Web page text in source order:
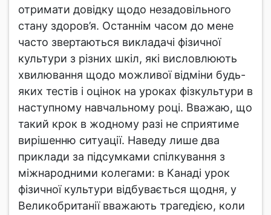
отримати довідку щодо незадовільного
стану здоров’я. Останнім часом до мене
часто звертаються викладачі фізичної
культури з різних шкіл, які висловлюють
хвилювання щодо можливої відміни будь-
яких тестів і оцінок на уроках фізкультури в
наступному навчальному році. Вважаю, що
такий крок в жодному разі не сприятиме
вирішенню ситуації. Наведу лише два
приклади за підсумками спілкування з
міжнародними колегами: в Канаді урок
фізичної культури відбувається щодня, у
Великобританії вважають трагедією, коли